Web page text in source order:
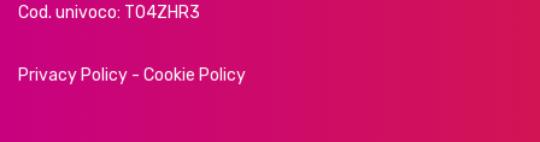
Cod. univoco: T04ZHR3
Privacy Policy - Cookie Policy